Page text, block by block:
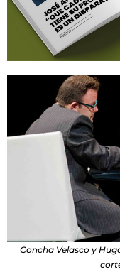
Concha Velasco y